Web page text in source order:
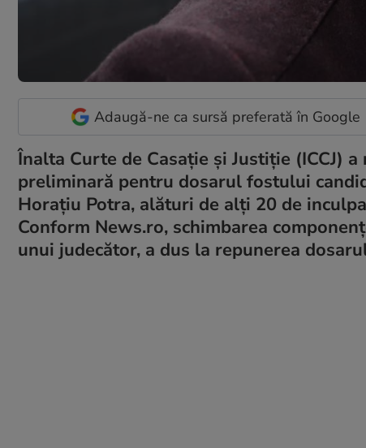
Adaugă-ne ca sursă preferată în Google
Înalta Curte de Casaţie şi Justiţie (ICCJ)
preliminară pentru dosarul fostului
Horaţiu Potra, alături de alţi 20 de
Conform News.ro, schimbarea
unui judecător, a dus la repunerea